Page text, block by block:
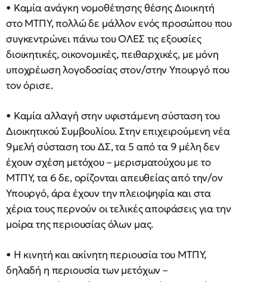
• Καμία ανάγκη νομοθέτησης θέσης Διοικητή
στο ΜΤΠΥ, πολλώ δε μάλλον ενός προσώπου που
συγκεντρώνει πάνω του ΟΛΕΣ τις εξουσίες
διοικητικές, οικονομικές, πειθαρχικές, με μόνη
υποχρέωση λογοδοσίας στον/στην Υπουργό που
τον όρισε.
• Καμία αλλαγή στην υφιστάμενη σύσταση του
Διοικητικού Συμβουλίου. Στην επιχειρούμενη νέα
9μελή σύσταση του ΔΣ, τα 5 από τα 9 μέλη δεν
έχουν σχέση μετόχου – μερισματούχου με το
ΜΤΠΥ, τα 6 δε, ορίζονται απευθείας από την/ον
Υπουργό, άρα έχουν την πλειοψηφία και στα
χέρια τους περνούν οι τελικές αποφάσεις για την
μοίρα της περιουσίας όλων μας.
• Η κινητή και ακίνητη περιουσία του ΜΤΠΥ,
δηλαδή η περιουσία των μετόχων –